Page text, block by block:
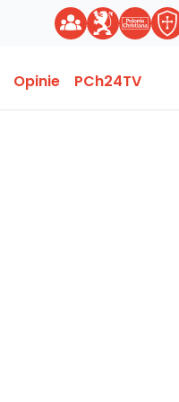
Opinie PCh24TV